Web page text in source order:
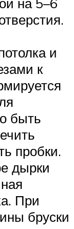
и
к
быть
пробки.
дырки
При
бруски